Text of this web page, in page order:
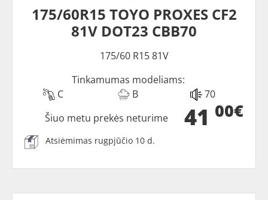
175/60R15 TOYO PROXES CF2
81V DOT23 CBB70
175/60 R15 81V
Tinkamumas modeliams:
C
B 70
41 00€
Šiuo metu prekės neturime
Atsiėmimas rugpjūčio 10 d.